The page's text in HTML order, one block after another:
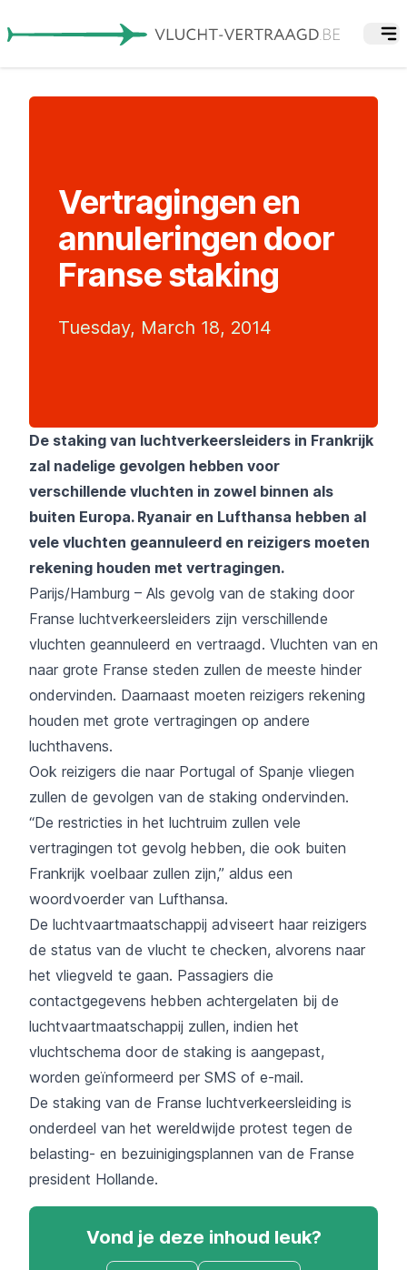
Vertragingen en
annuleringen door
Franse staking
Tuesday, March 18, 2014
De staking van luchtverkeersleiders in Frankrijk
zal nadelige gevolgen hebben voor
verschillende vluchten in zowel binnen als
buiten Europa. Ryanair en Lufthansa hebben al
vele vluchten geannuleerd en reizigers moeten
rekening houden met vertragingen.
Parijs/Hamburg – Als gevolg van de staking door
Franse luchtverkeersleiders zijn verschillende
vluchten geannuleerd en vertraagd. Vluchten van en
naar grote Franse steden zullen de meeste hinder
ondervinden. Daarnaast moeten reizigers rekening
houden met grote vertragingen op andere
luchthavens.
Ook reizigers die naar Portugal of Spanje vliegen
zullen de gevolgen van de staking ondervinden.
“De restricties in het luchtruim zullen vele
vertragingen tot gevolg hebben, die ook buiten
Frankrijk voelbaar zullen zijn,” aldus een
woordvoerder van Lufthansa.
De luchtvaartmaatschappij adviseert haar reizigers
de status van de vlucht te checken, alvorens naar
het vliegveld te gaan. Passagiers die
contactgegevens hebben achtergelaten bij de
luchtvaartmaatschappij zullen, indien het
vluchtschema door de staking is aangepast,
worden geïnformeerd per SMS of e-mail.
De staking van de Franse luchtverkeersleiding is
onderdeel van het wereldwijde protest tegen de
belasting- en bezuinigingsplannen van de Franse
president Hollande.
Vond je deze inhoud leuk?